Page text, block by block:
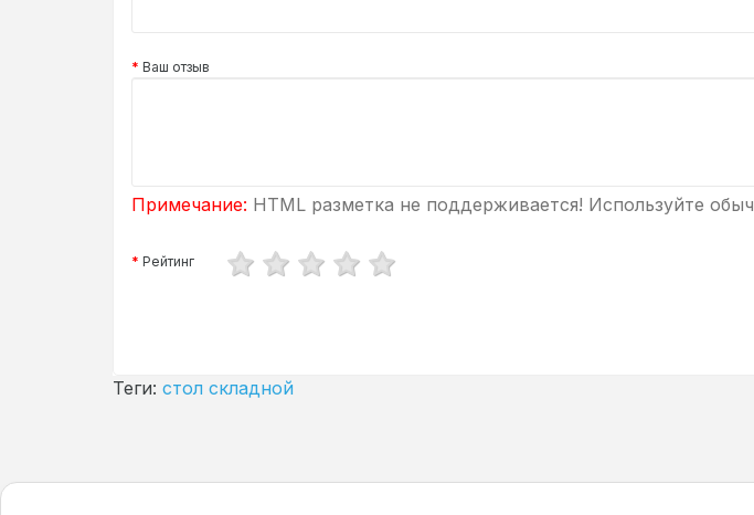
Ваш отзыв
Примечание: HTML разметка не поддерживается! Используйте
Рейтинг
Теги: стол складной